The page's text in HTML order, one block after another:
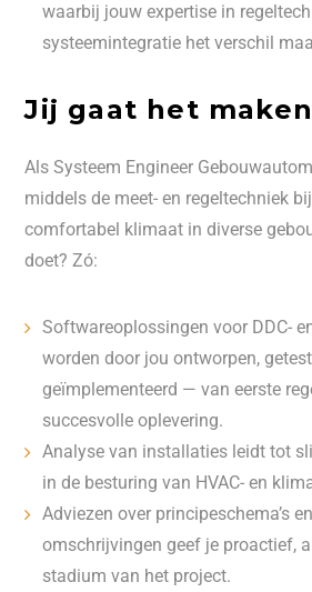
waarbij jouw expertise in
systeemintegratie het verschil
Jij gaat het maken
Als Systeem Engineer
middels de meet- en regeltechniek
comfortabel klimaat in diverse
doet? Zó:
Softwareoplossingen voor DDC-
worden door jou ontworpen,
geïmplementeerd — van eerste
succesvolle oplevering.
Analyse van installaties leidt tot
in de besturing van HVAC- en
Adviezen over principeschema’s
omschrijvingen geef je proactief,
stadium van het project.